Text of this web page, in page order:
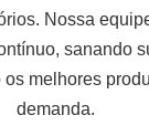
Nossa
sanando
melhores
demanda.